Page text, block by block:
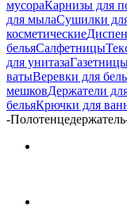
мусораКарнизы для
для мылаСушилки
косметические
бельяСалфетницы
для унитаза
ватыВеревки для
мешковДержатели
бельяКрючки для
-